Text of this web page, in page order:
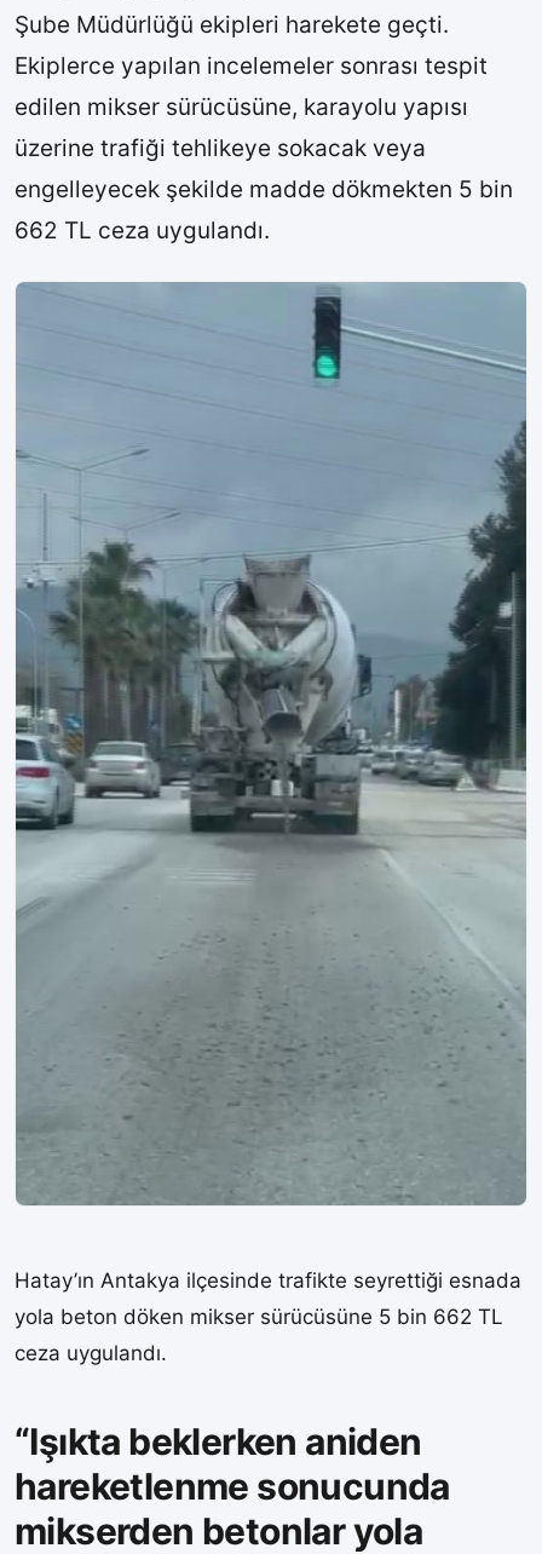
Şube Müdürlüğü ekipleri harekete geçti.
Ekiplerce yapılan incelemeler sonrası tespit
edilen mikser sürücüsüne, karayolu yapısı
üzerine trafiği tehlikeye sokacak veya
engelleyecek şekilde madde dökmekten 5 bin
662 TL ceza uygulandı.
Hatay’ın Antakya ilçesinde trafikte seyrettiği esnada
yola beton döken mikser sürücüsüne 5 bin 662 TL
ceza uygulandı.
“Işıkta beklerken aniden
hareketlenme sonucunda
mikserden betonlar yola